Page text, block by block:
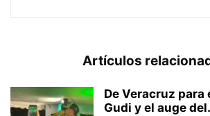
Artículos
De Veracruz para
Gudi y el auge